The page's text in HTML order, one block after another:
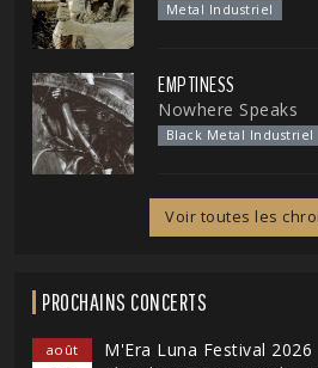
Metal Industriel
EMPTINESS
Nowhere Speaks
Black Metal Industriel
Voir toutes les
PROCHAINS CONCERTS
août
M'Era Luna Festival 2026